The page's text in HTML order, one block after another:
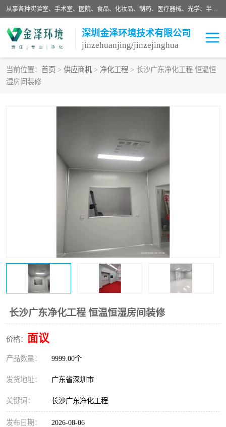
从事各种实验室、手术室、医院、食品、化妆品、制药、医疗器械、光学、半导体、精密电子等无尘车间行业的洁净车间装修设计、净化设备、恒温恒湿空调的设计制作与安装、净化系统工程项目施工及其技术支持服务。
深圳金泽环境技术有限公司
jinzehuanjing/jinzejinghua
当前位置： 首页 > 供应商机 > 净化工程 > 长沙广东净化工程 恒温恒
湿房间装修
长沙广东净化工程 恒温恒湿房间装修
价格： 面议
产品数量： 9999.00个
发货地址： 广东省深圳市
关键词： 长沙广东净化工程
发布日期： 2026-08-06
耗材
医药车间净化 生命工程
食品饮料
光电车间
百级